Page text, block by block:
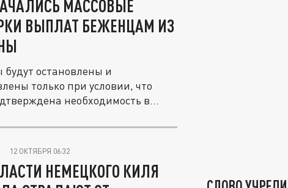
МАССОВЫЕ
ВЫПЛАТ БЕЖЕНЦАМ ИЗ
остановлены и
только при условии, что
необходимость в
12 ОКТЯБРЯ 06:32
НЕМЕЦКОГО КИЛЯ